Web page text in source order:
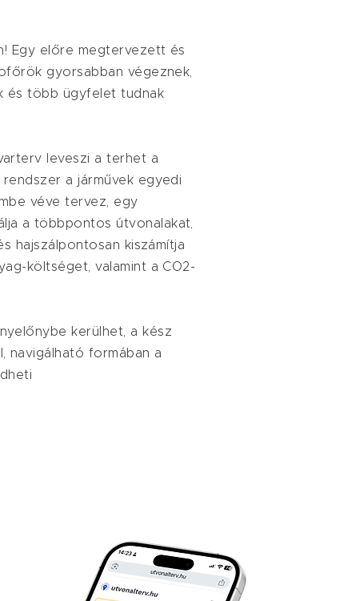
Egy előre megtervezett és
gyorsabban végeznek,
és több ügyfelet tudnak
leveszi a terhet a
a járművek egyedi
véve tervez, egy
a többpontos útvonalakat,
hajszálpontosan kiszámítja
költséget, valamint a CO2-
kerülhet, a kész
navigálható formában a